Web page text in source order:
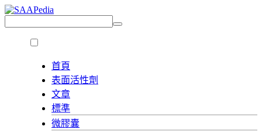
首頁
表面活性劑
文章
標準
微膠囊